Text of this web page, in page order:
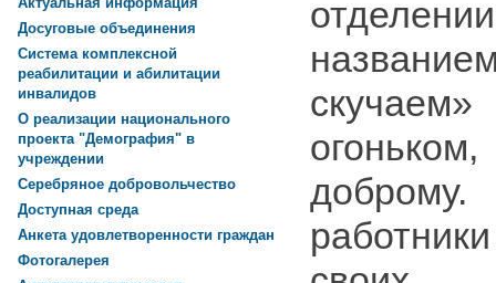
Досуговые объединения
Система комплексной
реабилитации и абилитации
инвалидов
О реализации национального
проекта "Демография" в
учреждении
Серебряное добровольчество
Доступная среда
Анкета удовлетворенности граждан
Фотогалерея